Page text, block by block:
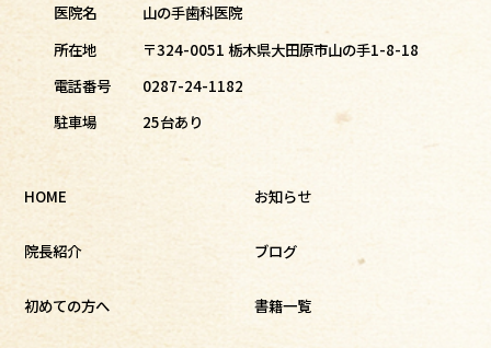
医院名
山の手歯科医院
所在地
〒324-0051 栃木県大田原市山の手1-8-18
電話番号
0287-24-1182
駐車場
25台あり
HOME
院長紹介
初めての方へ
お知らせ
ブログ
書籍一覧